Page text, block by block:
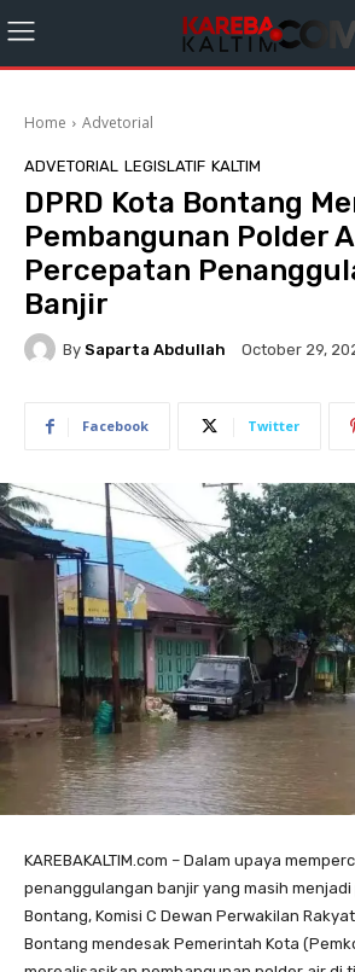
Home Advetorial
ADVETORIAL LEGISLATIF KALTIM
DPRD Kota Bontang
Pembangunan Polder
Percepatan
Banjir
By Saparta Abdullah October 29,
Facebook Twitter
KAREBAKALTIM.com – Dalam upaya
penanggulangan banjir yang masih menjadi
Bontang, Komisi C Dewan Perwakilan
Bontang mendesak Pemerintah Kota